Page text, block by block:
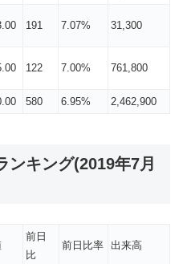
191 7.07% 31,300
122 7.00% 761,800
580 6.95% 2,462,900
ンキング(2019年7月
前日
比
前日比率 出来高